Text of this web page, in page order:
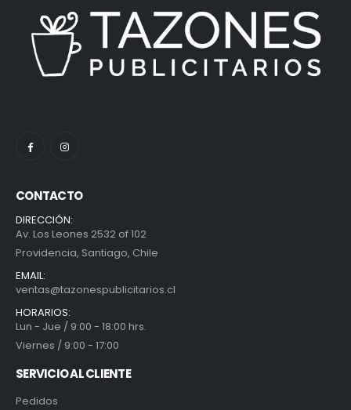
CONTACTO
DIRECCIÓN:
Av. Los Leones 2532 of 102
Providencia, Santiago, Chile
EMAIL:
ventas@tazonespublicitarios.cl
HORARIOS:
Lun - Jue / 9:00 - 18:00 hrs.
Viernes / 9:00 - 17:00
SERVICIO AL CLIENTE
Pedidos